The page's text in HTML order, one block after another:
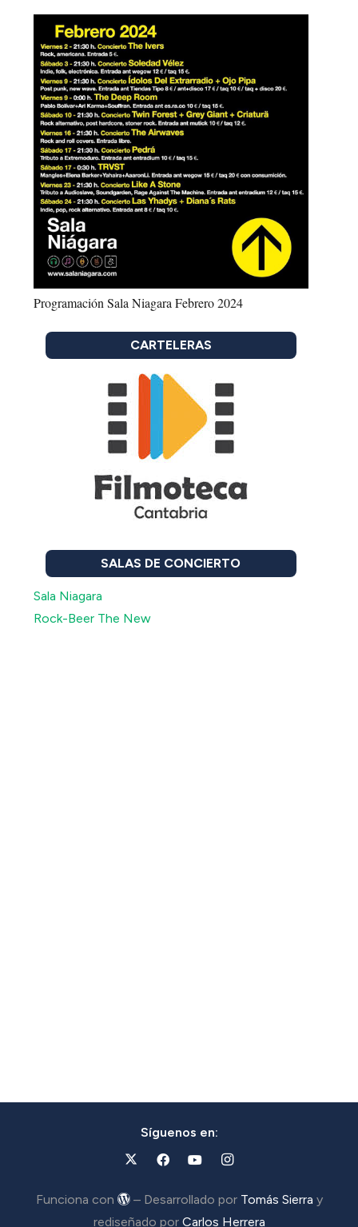
Programación Sala Niagara Febrero 2024
CARTELERAS
SALAS DE CONCIERTO
Sala Niagara
Rock-Beer The New
Síguenos en:
Funciona con – Desarrollado por Tomás Sierra y
rediseñado por Carlos Herrera